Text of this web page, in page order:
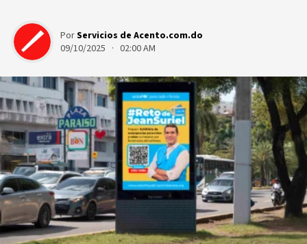
PorServicios de Acento.com.do
09/10/2025 · 02:00 AM